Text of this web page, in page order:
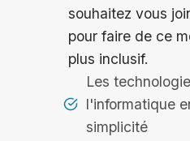
souhaitez vous
pour faire de ce
plus inclusif.
Les
l'informatique
simplicité